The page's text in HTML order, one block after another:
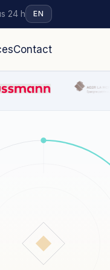
24 h EN
Contact